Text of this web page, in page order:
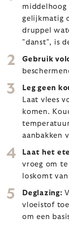
middelhoog
gelijkmatig
druppel
"danst", is
Gebruik
Leg geen
Laat vlees
komen.
aanbakken
Laat het
vroeg om
loskomt
Deglazing:
vloeistof
om een